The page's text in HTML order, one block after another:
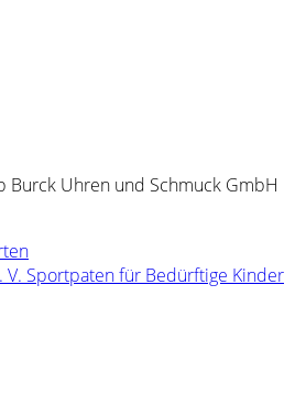
Burck Uhren und Schmuck GmbH